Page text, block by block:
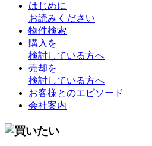
はじめに
お読みください
物件検索
購入を
検討している方へ
売却を
検討している方へ
お客様とのエピソード
会社案内